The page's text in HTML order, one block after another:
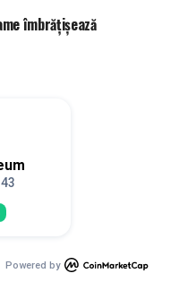
îmbrățișează
Powered by